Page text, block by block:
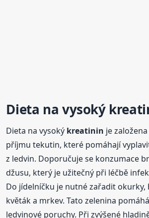
Dieta na vysoký
Dieta na vysoký kreatinin je
příjmu tekutin, které pomáhají
z ledvin. Doporučuje se konzumace
džusu, který je užitečný při léčbě
Do jídelníčku je nutné zařadit okurky,
květák a mrkev. Tato zelenina
ledvinové poruchy. Při zvýšené